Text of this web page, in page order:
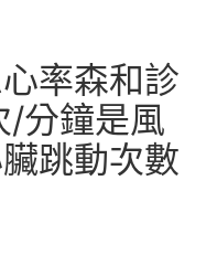
心率森和診
/分鐘是風
跳動次數